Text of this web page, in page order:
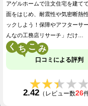
アゲルホームで注文住宅を建て
面をはじめ、耐震性や気密断熱
ックしよう！保障やアフターサ
んなの工務店リサーチ」だけ…
く こ
口コミによる評判
★★★★★
★★★★★
2.42 （レビュー数26